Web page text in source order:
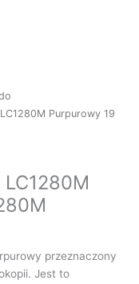
Purpurowy 19
przeznaczony
Jest to